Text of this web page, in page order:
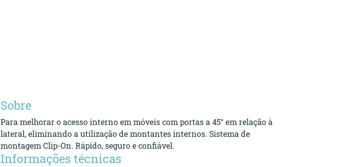
Sobre
Para melhorar o acesso interno em móveis com portas a 45° em relação à
lateral, eliminando a utilização de montantes internos. Sistema de
montagem Clip-On. Rápido, seguro e confiável.
Informações técnicas